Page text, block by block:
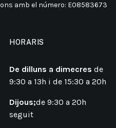
amb el número: E08583673
HORARIS
De dilluns a dimecres de
9:30 a 13h i de 15:30 a 20h
Dijous;de 9:30 a 20h
seguit